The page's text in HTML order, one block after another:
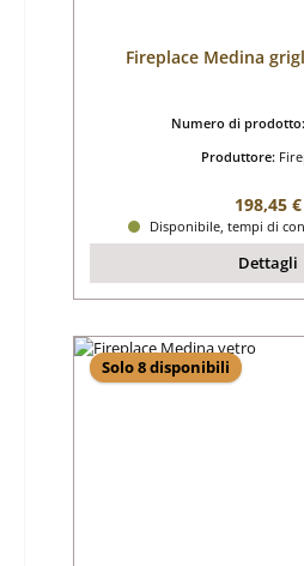
Fireplace Medina
Numero di prodotto:
Produttore:
Prezzo
198,45 €
Disponibile, tempi di
Dettagli
Solo 8 disponibili